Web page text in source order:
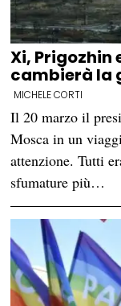
Xi, Prigozhin
cambierà la
MICHELE CORTI
Il 20 marzo il
Mosca in un
attenzione. Tutti
sfumature più…